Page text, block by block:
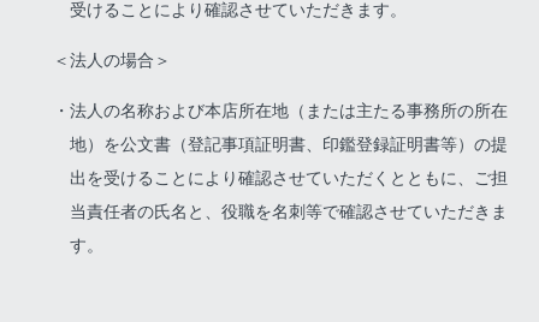
受けることにより確認させていただきます。
＜法人の場合＞
法人の名称および本店所在地（または主たる事務所の所在
地）を公文書（登記事項証明書、印鑑登録証明書等）の提
出を受けることにより確認させていただくとともに、ご担
当責任者の氏名と、役職を名刺等で確認させていただきま
す。